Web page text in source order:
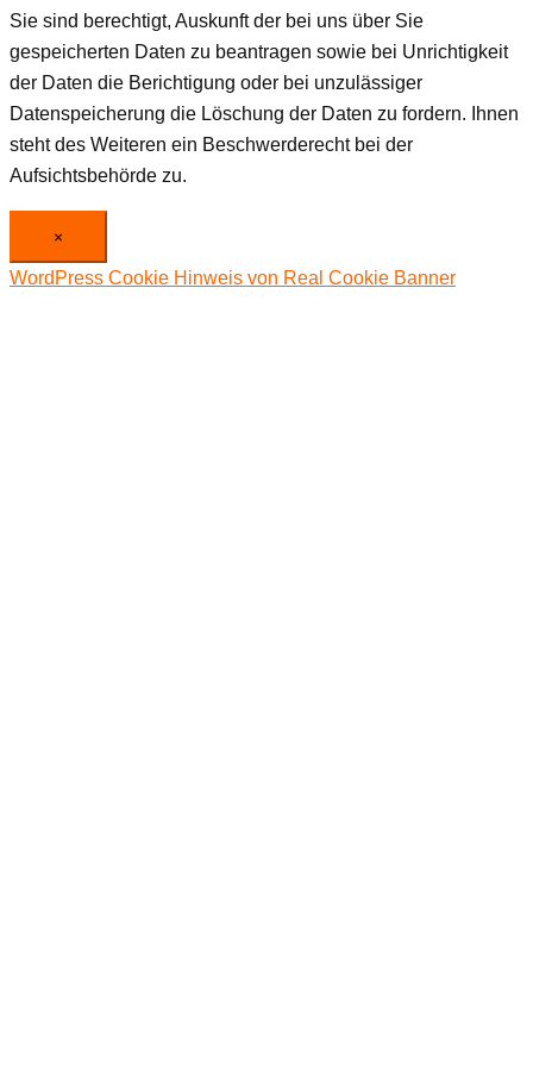
Sie sind berechtigt, Auskunft der bei uns über Sie
gespeicherten Daten zu beantragen sowie bei Unrichtigkeit
der Daten die Berichtigung oder bei unzulässiger
Datenspeicherung die Löschung der Daten zu fordern. Ihnen
steht des Weiteren ein Beschwerderecht bei der
Aufsichtsbehörde zu.
×
WordPress Cookie Hinweis von Real Cookie Banner